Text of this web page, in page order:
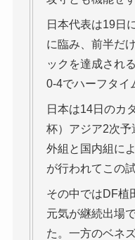
日本代表は19日
に臨み、前半だ
ックを達成され
0-4でハーフタイ
日本は14日のカ
杯）アジア2次
外組と国内組に
が行われてこの
その中ではDF植
元気が継続出場
た。一方のベネ